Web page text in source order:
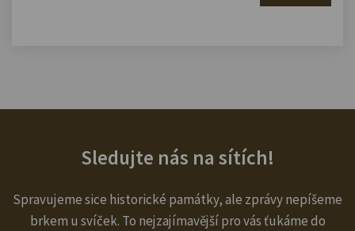
Sledujte nás na sítích!
Spravujeme sice historické památky, ale zprávy nepíšeme
brkem u svíček. To nejzajímavější pro vás ťukáme do